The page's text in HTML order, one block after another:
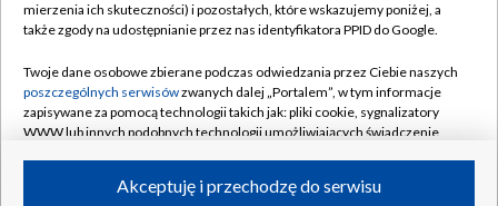
Telegazeta ogłoszenia
Rada Programowa
Ogłoszenia przetargowe
Akademia Telewizyjna
Informacje o nadawcy
Kontakt
Kanały
©2026 Telewizja Polska Spółka Akcyjna w likwidacji
mierzenia ich skuteczności) i pozostałych, które wskazujemy poniżej, a
także zgody na udostępnianie przez nas identyfikatora PPID do Google.
Twoje dane osobowe zbierane podczas odwiedzania przez Ciebie naszych
poszczególnych serwisówzwanych dalej „Portalem”, w tym informacje
zapisywane za pomocą technologii takich jak: pliki cookie, sygnalizatory
WWW lub innych podobnych technologii umożliwiających świadczenie
ruchu w Internecie.Akceptuję i przechodzę do serwisu